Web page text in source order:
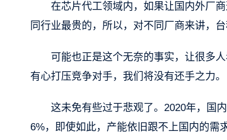
在芯片代工领域内，如果让国内外厂
同行业最贵的，所以，对不同厂商来讲，
可能也正是这个无奈的事实，让很多
有心打压竞争对手，我们将没有还手之力。
这未免有些过于悲观了。2020年，国
6%，即使如此，产能依旧跟不上国内的需